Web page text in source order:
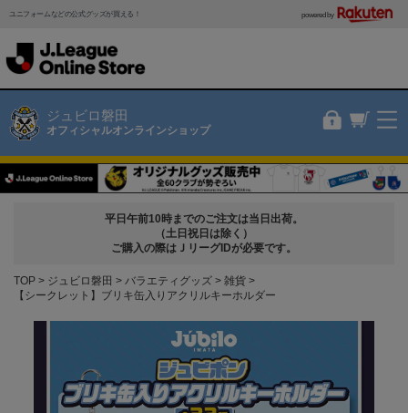
ユニフォームなどの公式グッズが買える！ powered by
ジュビロ磐田
オフィシャルオンラインショップ
平日午前10時までのご注文は当日出荷。
（土日祝日は除く）
ご購入の際はＪリーグIDが必要です。
TOP ジュビロ磐田 バラエティグッズ
雑貨
【シークレット】ブリキ缶入りアクリルキーホルダー